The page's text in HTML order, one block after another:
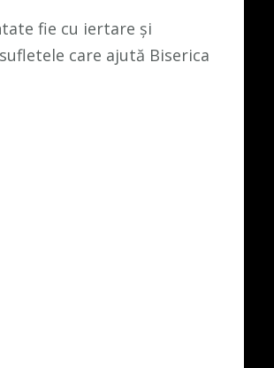
fie cu iertare și
care ajută Biserica